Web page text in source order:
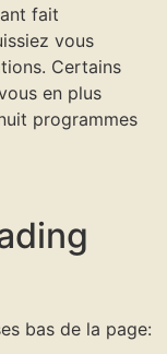
fait
vous
Certains
en plus
programmes
bas de la page: